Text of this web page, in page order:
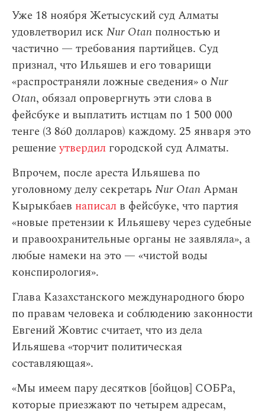
Уже 18 ноября Жетысуский суд Алматы
удовлетворил иск Nur Otan полностью и
частично — требования партийцев. Суд
признал, что Ильяшев и его товарищи
«распространяли ложные сведения» оNur
Otan, обязал опровергнуть эти слова в
фейсбуке и выплатить истцам по 1 500 000
тенге (3 860 долларов) каждому. 25 января это
решениеутвердил городской суд Алматы.
Впрочем, после ареста Ильяшева по
уголовному делу секретарь Nur OtanАрман
Кырыкбаев написал в фейсбуке, что партия
«новые претензии к Ильяшеву через судебные
и правоохранительные органы не заявляла», а
любые намеки на это — «чистой воды
конспирология».
Глава Казахстанского международного бюро
по правам человека и соблюдению законности
Евгений Жовтис считает, что из дела
Ильяшева «торчит политическая
составляющая».
«Мы имеем пару десятков [бойцов] СОБРа,
которые приезжают по четырем адресам,